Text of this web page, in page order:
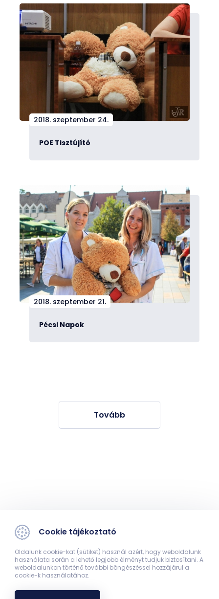
2018. szeptember 24.
POE Tisztújító
2018. szeptember 21.
Pécsi Napok
Tovább
Cookie tájékoztató
Oldalunk cookie-kat (sütiket) használ azért, hogy weboldalunk
használata során a lehető legjobb élményt tudjuk biztosítani. A
weboldalunkon történő további böngészéssel hozzájárul a
cookie-k használatához.